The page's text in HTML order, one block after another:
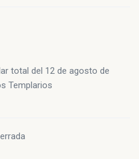
total del 12 de agosto de
Templarios